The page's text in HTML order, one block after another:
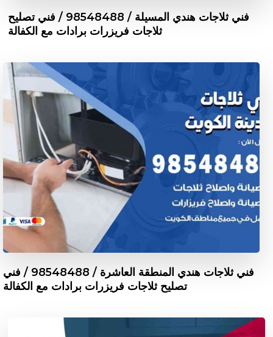
فني ثلاجات هندي المسيلة / 98548488 / فني تصليح
ثلاجات فريزرات برادات مع الكفالة
فني ثلاجات هندي المنطقة العاشرة / 98548488 / فني
تصليح ثلاجات فريزرات برادات مع الكفالة